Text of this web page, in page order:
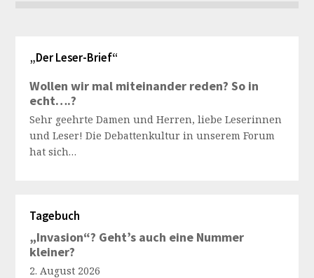
„Der Leser-Brief“
Wollen wir mal miteinander reden? So in
echt….?
Sehr geehrte Damen und Herren, liebe Leserinnen
und Leser! Die Debattenkultur in unserem Forum
hat sich…
Tagebuch
„Invasion“? Geht’s auch eine Nummer
kleiner?
2. August 2026